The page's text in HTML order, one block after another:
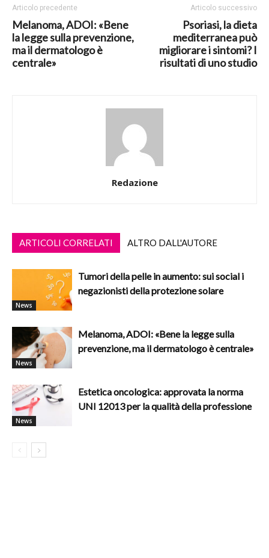
Articolo precedente
Melanoma, ADOI: «Bene
la legge sulla prevenzione,
ma il dermatologo è
centrale»
Articolo successivo
Psoriasi, la dieta
mediterranea può
migliorare i sintomi? I
risultati di uno studio
Redazione
ARTICOLI CORRELATI ALTRO DALL'AUTORE
News
Tumori della pelle in aumento: sui social i
negazionisti della protezione solare
News
Melanoma, ADOI: «Bene la legge sulla
prevenzione, ma il dermatologo è centrale»
News
Estetica oncologica: approvata la norma
UNI 12013 per la qualità della professione